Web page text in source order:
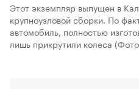
Этот экземпляр выпущен в
крупноузловой сборки. По
автомобиль, полностью
лишь прикрутили колеса